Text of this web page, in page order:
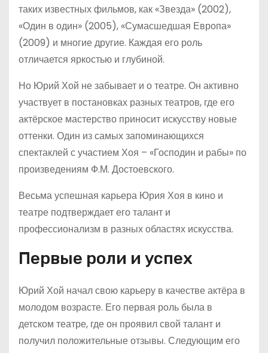
таких известных фильмов, как «Звезда» (2002),
«Один в один» (2005), «Сумасшедшая Европа»
(2009) и многие другие. Каждая его роль
отличается яркостью и глубиной.
Но Юрий Хой не забывает и о театре. Он активно
участвует в постановках разных театров, где его
актёрское мастерство приносит искусству новые
оттенки. Один из самых запоминающихся
спектаклей с участием Хоя – «Господин и рабы» по
произведениям Ф.М. Достоевского.
Весьма успешная карьера Юрия Хоя в кино и
театре подтверждает его талант и
профессионализм в разных областях искусства.
Первые роли и успех
Юрий Хой начал свою карьеру в качестве актёра в
молодом возрасте. Его первая роль была в
детском театре, где он проявил свой талант и
получил положительные отзывы. Следующим его